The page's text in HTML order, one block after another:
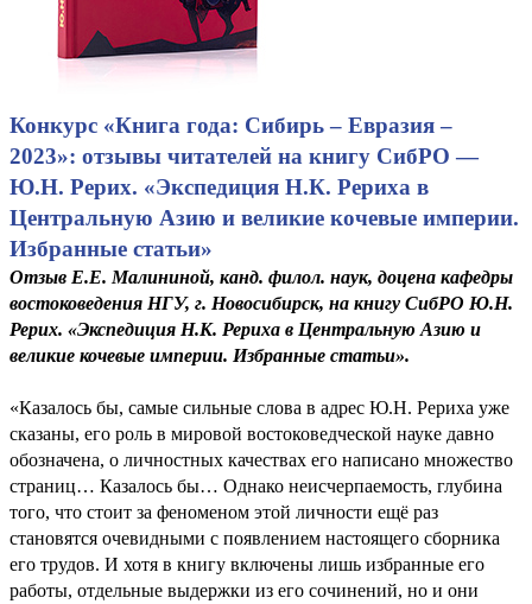
Конкурс «Книга года: Сибирь – Евразия –
2023»: отзывы читателей на книгу СибРО —
Ю.Н. Рерих. «Экспедиция Н.К. Рериха в
Центральную Азию и великие кочевые империи.
Избранные статьи»
Отзыв Е.Е. Малининой, канд. филол. наук, доцена кафедры
востоковедения НГУ, г. Новосибирск, на книгу СибРО Ю.Н.
Рерих. «Экспедиция Н.К. Рериха в Центральную Азию и
великие кочевые империи. Избранные статьи».
«Казалось бы, самые сильные слова в адрес Ю.Н. Рериха уже
сказаны, его роль в мировой востоковедческой науке давно
обозначена, о личностных качествах его написано множество
страниц… Казалось бы… Однако неисчерпаемость, глубина
того, что стоит за феноменом этой личности ещё раз
становятся очевидными с появлением настоящего сборника
его трудов. И хотя в книгу включены лишь избранные его
работы, отдельные выдержки из его сочинений, но и они